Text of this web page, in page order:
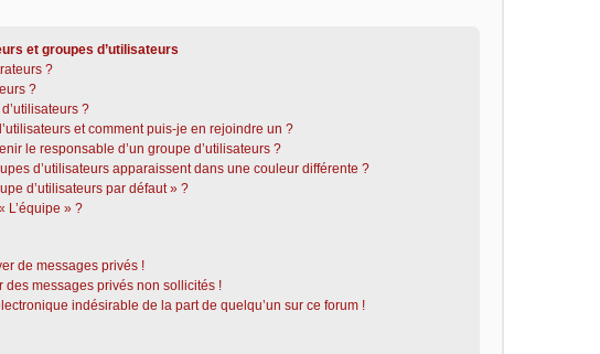
et groupes d’utilisateurs
?
?
?
et comment puis-je en rejoindre un ?
le responsable d’un groupe d’utilisateurs ?
d’utilisateurs apparaissent dans une couleur différente ?
d’utilisateurs par défaut » ?
L’équipe » ?
de messages privés !
des messages privés non sollicités !
indésirable de la part de quelqu’un sur ce forum !